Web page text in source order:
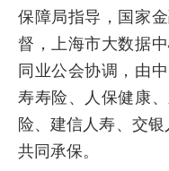
保障局指导，国家
督，上海市大数据
同业公会协调，由
寿寿险、人保健康
险、建信人寿、交
共同承保。